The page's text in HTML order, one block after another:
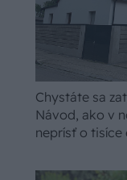
Chystáte sa
Návod, ako v
neprísť o tisíce